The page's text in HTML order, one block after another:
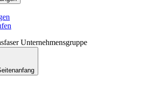
Unternehmensgruppe